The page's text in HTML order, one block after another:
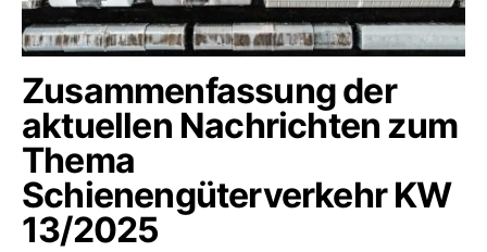
Zusammenfassung der
aktuellen Nachrichten zum
Thema
Schienengüterverkehr KW
13/2025